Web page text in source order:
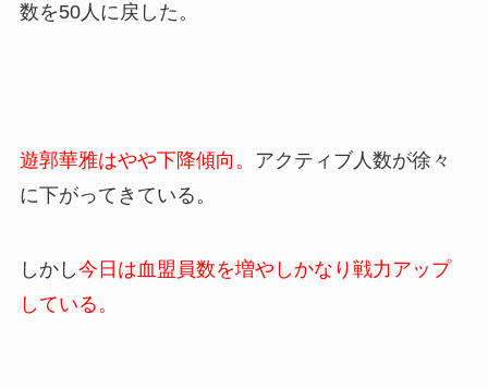
数を50人に戻した。
遊郭華雅はやや下降傾向。 アクティブ人数が徐々
に下がってきている。
しかし今日は血盟員数を増やしかなり戦力アップ
している。